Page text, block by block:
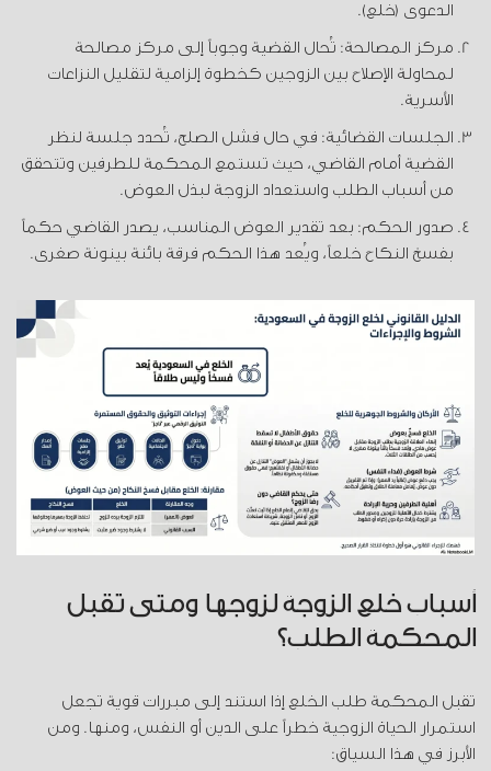
الدعوى (خلع).
مركز المصالحة: تُحال القضية وجوباً إلى مركز مصالحة
لمحاولة الإصلاح بين الزوجين كخطوة إلزامية لتقليل النزاعات
الأسرية.
الجلسات القضائية: في حال فشل الصلح، تُحدد جلسة لنظر
القضية أمام القاضي، حيث تستمع المحكمة للطرفين وتتحقق
من أسباب الطلب واستعداد الزوجة لبذل العوض.
صدور الحكم: بعد تقدير العوض المناسب، يصدر القاضي حكماً
بفسخ النكاح خلعاً، ويُعد هذا الحكم فرقة بائنة بينونة صغرى.
أسباب خلع الزوجة لزوجها ومتى تقبل
المحكمة الطلب؟
تقبل المحكمة طلب الخلع إذا استند إلى مبررات قوية تجعل
استمرار الحياة الزوجية خطراً على الدين أو النفس، ومنها. ومن
الأبرز في هذا السياق: